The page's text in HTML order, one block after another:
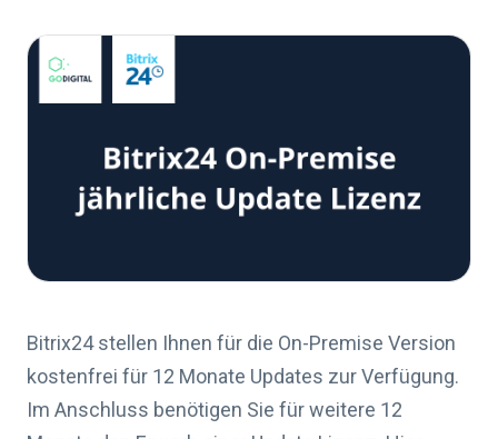
Bitrix24 stellen Ihnen für die On-Premise Version
kostenfrei für 12 Monate Updates zur Verfügung.
Im Anschluss benötigen Sie für weitere 12